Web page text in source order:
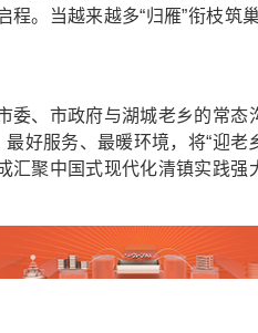
。当越来越多“归雁”衔枝筑
、市政府与湖城老乡的常态
好服务、最暖环境，将“迎老
聚中国式现代化清镇实践强